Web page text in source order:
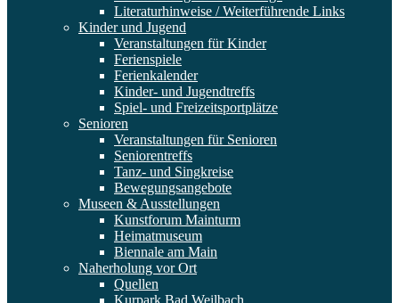
Literaturhinweise / Weiterführende Links
Kinder und Jugend
Veranstaltungen für Kinder
Ferienspiele
Ferienkalender
Kinder- und Jugendtreffs
Spiel- und Freizeitsportplätze
Senioren
Veranstaltungen für Senioren
Seniorentreffs
Tanz- und Singkreise
Bewegungsangebote
Museen & Ausstellungen
Kunstforum Mainturm
Heimatmuseum
Biennale am Main
Naherholung vor Ort
Quellen
Kurpark Bad Weilbach